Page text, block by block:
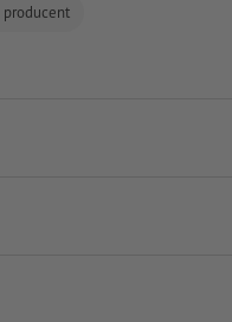
producent